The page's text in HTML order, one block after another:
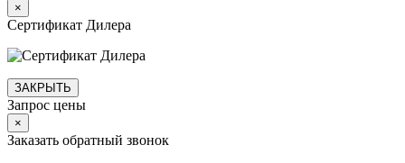
×
Сертификат Дилера
ЗАКРЫТЬ
Запрос цены
×
Заказать обратный звонок